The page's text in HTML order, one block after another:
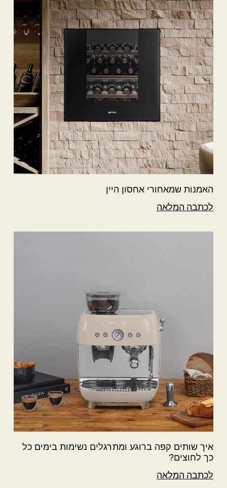
האמנות שמאחורי אחסון היין
לכתבה המלאה
איך שותים קפה ברוגע ומתרגלים נשימות בימים כל
כך לחוצים?
לכתבה המלאה